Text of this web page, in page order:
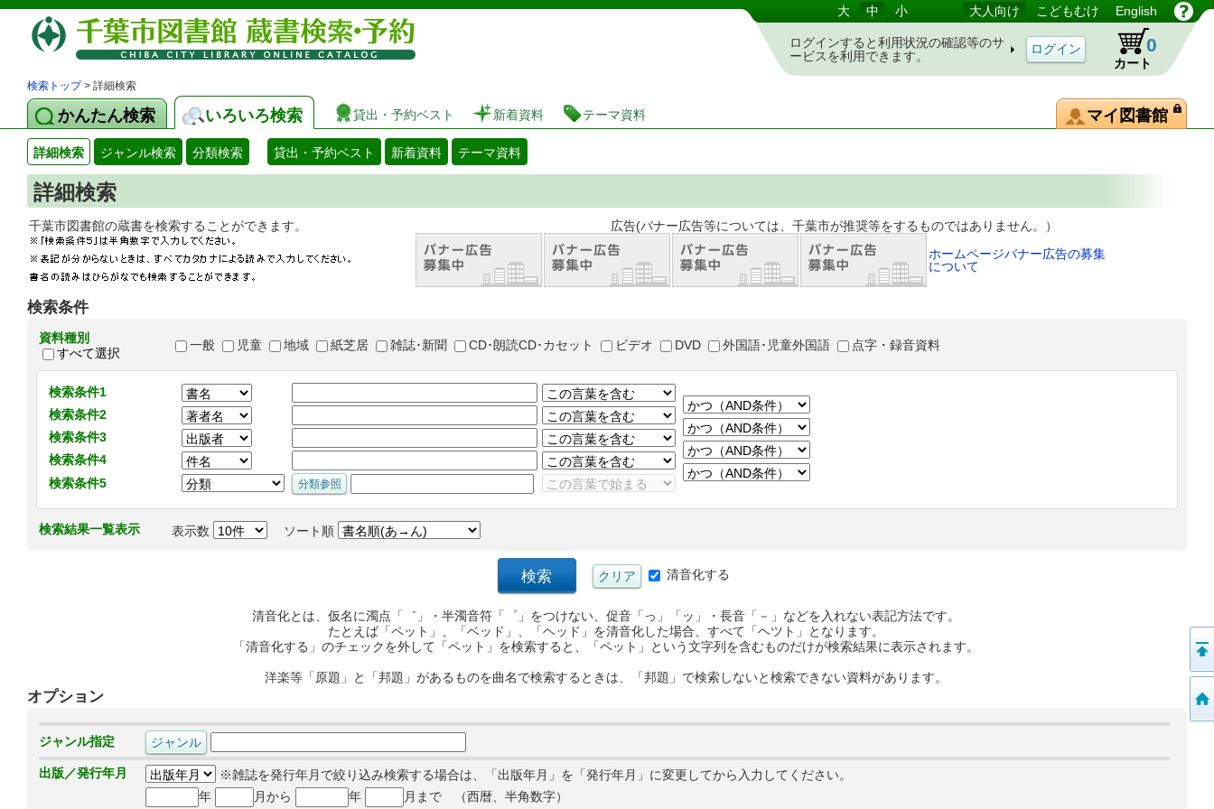
図書館 蔵書検索・予約システム 大 中 小 大人向け こどもむけ English
ログインすると利用状況の確認等のサ
ービスを利用できます。
カート
0
検索トップ> 詳細検索
かんたん検索 いろいろ検索 貸出・予約ベスト 新着資料 テーマ資料 マイ図書館
詳細検索 ジャンル検索 分類検索 貸出・予約ベスト 新着資料 テーマ資料
詳細検索
千葉市図書館の蔵書を検索することができます。 広告(バナー広告等については、千葉市が推奨等をするものではありません。）
ホームページバナー広告の募集
について
検索条件
資料種別
すべて選択
一般 児童 地域 紙芝居 雑誌･新聞 CD･朗読CD･カセット ビデオ DVD 外国語･児童外国語 点字・録音資料
検索条件1
検索条件2
検索条件3
検索条件4
検索条件5
検索結果一覧表示 表示数 ソート順
清音化する
清音化とは、仮名に濁点「゛」・半濁音符「゜」をつけない、促音「っ」「ッ」・長音「－」などを入れない表記方法です。
たとえば「ペット」、「ベッド」、「ヘッド」を清音化した場合、すべて「ヘツト」となります。
「清音化する」のチェックを外して「ペット」を検索すると、「ペット」という文字列を含むものだけが検索結果に表示されます。
洋楽等「原題」と「邦題」があるものを曲名で検索するときは、「邦題」で検索しないと検索できない資料があります。
オプション
ジャンル指定
出版／発行年月
※雑誌を発行年月で絞り込み検索する場合は、「出版年月」を「発行年月」に変更してから入力してください。
年
月から 年 月まで （西暦、半角数字）